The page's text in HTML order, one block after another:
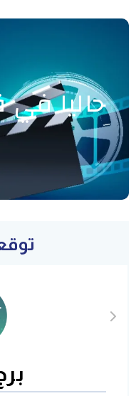
حاليا في